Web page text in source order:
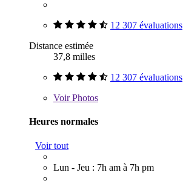
12 307 évaluations
Distance estimée
37,8 milles
12 307 évaluations
VoirPhotos
Heures normales
Voir tout
Lun - Jeu : 7h am à 7h pm